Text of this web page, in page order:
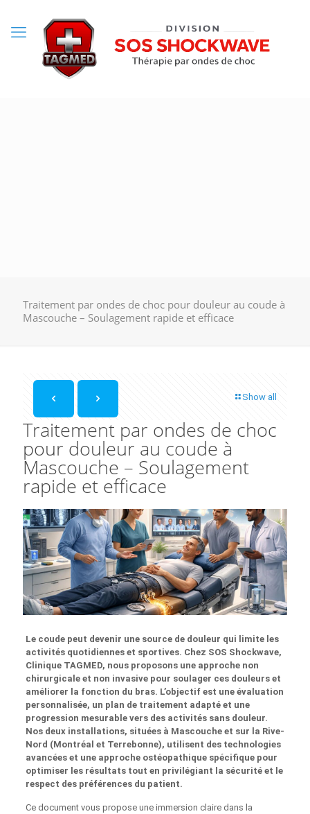
Traitement par ondes de choc pour douleur au coude à
Mascouche – Soulagement rapide et efficace
Show all
Traitement par ondes de choc
pour douleur au coude à
Mascouche – Soulagement
rapide et efficace
Le coude peut devenir une source de douleur qui limite les
activités quotidiennes et sportives. Chez SOS Shockwave,
Clinique TAGMED, nous proposons une approche non
chirurgicale et non invasive pour soulager ces douleurs et
améliorer la fonction du bras. L’objectif est une évaluation
personnalisée, un plan de traitement adapté et une
progression mesurable vers des activités sans douleur.
Nos deux installations, situées à Mascouche et sur la Rive-
Nord (Montréal et Terrebonne), utilisent des technologies
avancées et une approche ostéopathique spécifique pour
optimiser les résultats tout en privilégiant la sécurité et le
respect des préférences du patient.
Ce document vous propose une immersion claire dans la